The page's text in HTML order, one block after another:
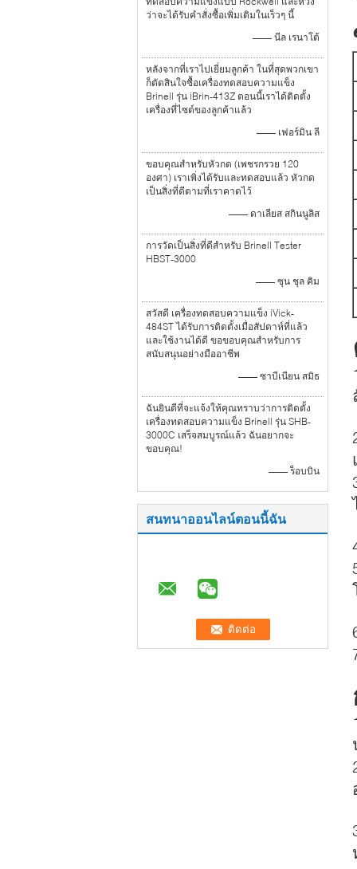
ว่าจะได้รับคำสั่งซื้อเพิ่มเติมในเร็วๆ นี้
—— นีล เรนาโต้
หลังจากที่เราไปเยี่ยมลูกค้า ในที่สุดพวกเขา
ก็ตัดสินใจซื้อเครื่องทดสอบความแข็ง
Brinell รุ่น iBrin-413Z ตอนนี้เราได้ติดตั้ง
เครื่องที่ไซต์ของลูกค้าแล้ว
—— เฟอร์มิน ลี
ขอบคุณสำหรับหัวกด (เพชรกรวย 120
องศา) เราเพิ่งได้รับและทดสอบแล้ว หัวกด
เป็นสิ่งที่ดีตามที่เราคาดไว้
—— ดาเลียส สกินนูลิส
การวัดเป็นสิ่งที่ดีสำหรับ Brinell Tester
HBST-3000
—— ซุน ชุล คิม
สวัสดี เครื่องทดสอบความแข็ง iVick-
484ST ได้รับการติดตั้งเมื่อสัปดาห์ที่แล้ว
และใช้งานได้ดี ขอขอบคุณสำหรับการ
สนับสนุนอย่างมืออาชีพ
—— ซาบีเนียน สมิธ
ฉันยินดีที่จะแจ้งให้คุณทราบว่าการติดตั้ง
เครื่องทดสอบความแข็ง Brinell รุ่น SHB-
3000C เสร็จสมบูรณ์แล้ว ฉันอยากจะ
ขอบคุณ!
—— ร็อบบิน
สนทนาออนไลน์ตอนนี้ฉัน